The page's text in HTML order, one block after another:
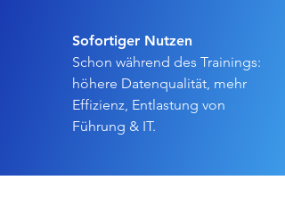
Sofortiger Nutzen
Schon während des Trainings:
höhere Datenqualität, mehr
Effizienz, Entlastung von
Führung & IT.